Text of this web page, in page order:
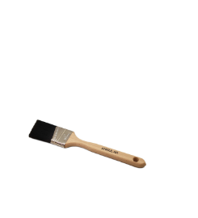
מספר
סוגים.